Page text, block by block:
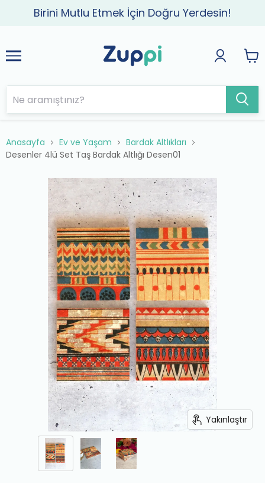
Birini Mutlu Etmek İçin Doğru Yerdesin!
Anasayfa Ev ve Yaşam
Bardak Altlıkları
Desenler 4lü Set Taş Bardak Altlığı Desen01
Yakınlaştır